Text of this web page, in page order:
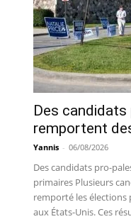
Des
remportent
Yannis - 06/08/2026
Des candidats pro-
primaires Plusieurs
remporté les
aux États-Unis. Ces